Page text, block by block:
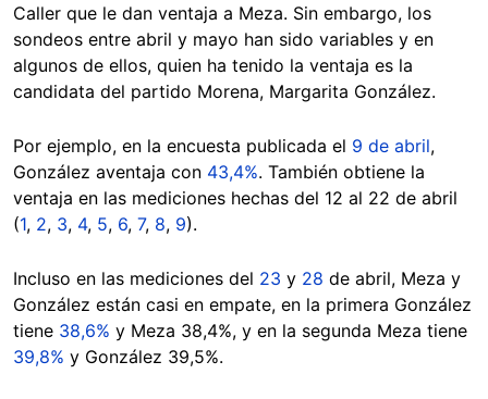
Caller que le dan ventaja a Meza. Sin embargo, los
sondeos entre abril y mayo han sido variables y en
algunos de ellos, quien ha tenido la ventaja es la
candidata del partido Morena, Margarita González.
Por ejemplo, en la encuesta publicada el 9 de abril,
González aventaja con 43,4%. También obtiene la
ventaja en las mediciones hechas del 12 al 22 de abril
(1, 2, 3, 4, 5, 6, 7, 8, 9).
Incluso en las mediciones del 23 y 28 de abril, Meza y
González están casi en empate, en la primera González
tiene 38,6% y Meza 38,4%, y en la segunda Meza tiene
39,8% y González 39,5%.